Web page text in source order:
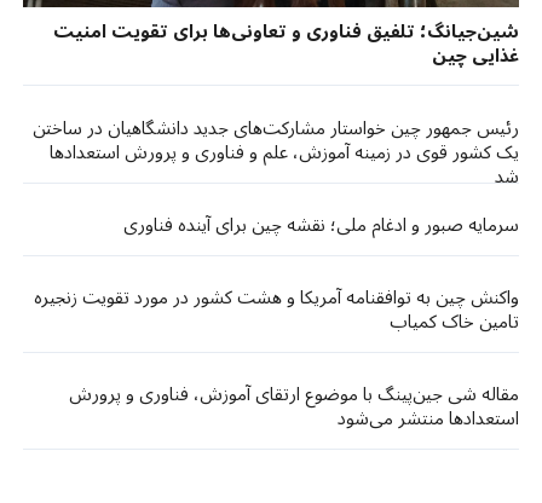
شین‌جیانگ؛ تلفیق فناوری و تعاونی‌ها برای تقویت امنیت
غذایی چین
رئیس جمهور چین خواستار مشارکت‌های جدید دانشگاهیان در ساختن
یک کشور قوی در زمینه آموزش، علم و فناوری و پرورش استعدادها
شد
سرمایه صبور و ادغام ملی؛ نقشه چین برای آینده فناوری
واکنش چین به توافقنامه آمریکا و هشت کشور در مورد تقویت زنجیره
تامین خاک کمیاب
مقاله شی جین‌پینگ با موضوع ارتقای آموزش، فناوری و پرورش
استعدادها منتشر می‌شود